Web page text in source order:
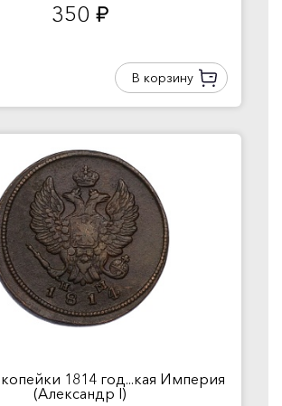
350 руб.
В корзину
1814 год...кая Империя
(Александр I)